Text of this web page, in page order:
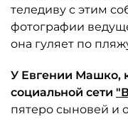
теледиву с этим
фотографии
она гуляет по
У Евгении Машко,
социальной сети
пятеро сыновей и